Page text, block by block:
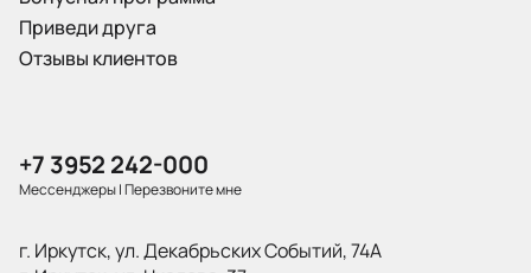
Приведи друга
Отзывы клиентов
+7 3952 242-000
Мессенджеры|Перезвоните мне
г. Иркутск, ул. Декабрьских Событий, 74А